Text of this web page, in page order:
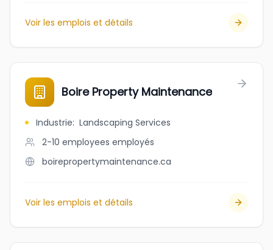
Voir les emplois et détails
Boire Property Maintenance
Industrie: Landscaping Services
2-10 employees employés
boirepropertymaintenance.ca
Voir les emplois et détails